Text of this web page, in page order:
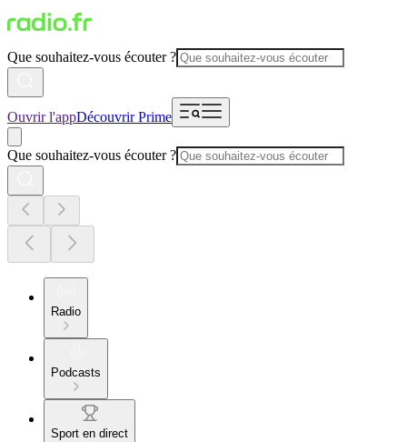
Que souhaitez-vous écouter ?
Ouvrir l'appDécouvrir Prime
Que souhaitez-vous écouter ?
Radio
Podcasts
Sport en direct